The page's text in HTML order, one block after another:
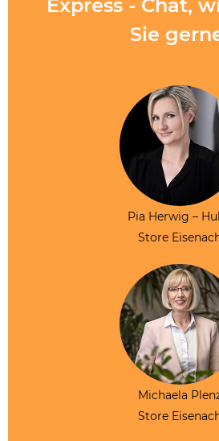
Express - Chat,
Sie
Pia Herwig –
Store
Michaela
Store